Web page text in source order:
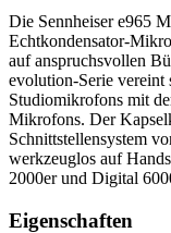
Die Sennheiser e965
Echtkondensator-
auf anspruchsvollen
evolution-Serie vereint
Studiomikrofons mit
Mikrofons. Der
Schnittstellensystem
werkzeuglos auf
2000er und Digital
Eigenschaften